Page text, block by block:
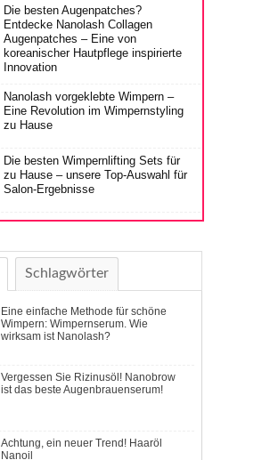
Die besten Augenpatches?
Entdecke Nanolash Collagen
Augenpatches – Eine von
koreanischer Hautpflege inspirierte
Innovation
Nanolash vorgeklebte Wimpern –
Eine Revolution im Wimpernstyling
zu Hause
Die besten Wimpernlifting Sets für
zu Hause – unsere Top-Auswahl für
Salon-Ergebnisse
Schlagwörter
Eine einfache Methode für schöne
Wimpern: Wimpernserum. Wie
wirksam ist Nanolash?
Vergessen Sie Rizinusöl! Nanobrow
ist das beste Augenbrauenserum!
Achtung, ein neuer Trend! Haaröl
Nanoil